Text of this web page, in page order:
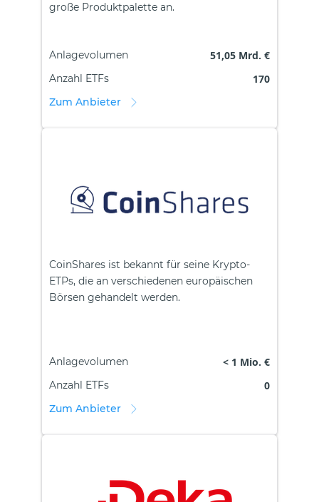
große Produktpalette an.
Anlagevolumen 51,05 Mrd. €
Anzahl ETFs 170
Zum Anbieter
CoinShares ist bekannt für seine Krypto-
ETPs, die an verschiedenen europäischen
Börsen gehandelt werden.
Anlagevolumen < 1 Mio. €
Anzahl ETFs 0
Zum Anbieter